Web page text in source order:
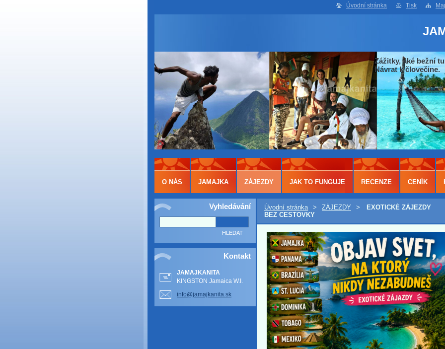
Úvodní stránka Tisk
Zážitky, aké bežní
Návrat k človečine.
Vyhledávání
Kontakt
JAMAJKANITA
KINGSTON Jamaica W.I.
info@jamajkanita.sk
Úvodní stránka > ZÁJEZDY >
EXOTICKÉ ZÁJEZDY
BEZ CESTOVKY
O NÁS JAMAJKA ZÁJEZDY JAK TO FUNGUJE RECENZE CENÍK